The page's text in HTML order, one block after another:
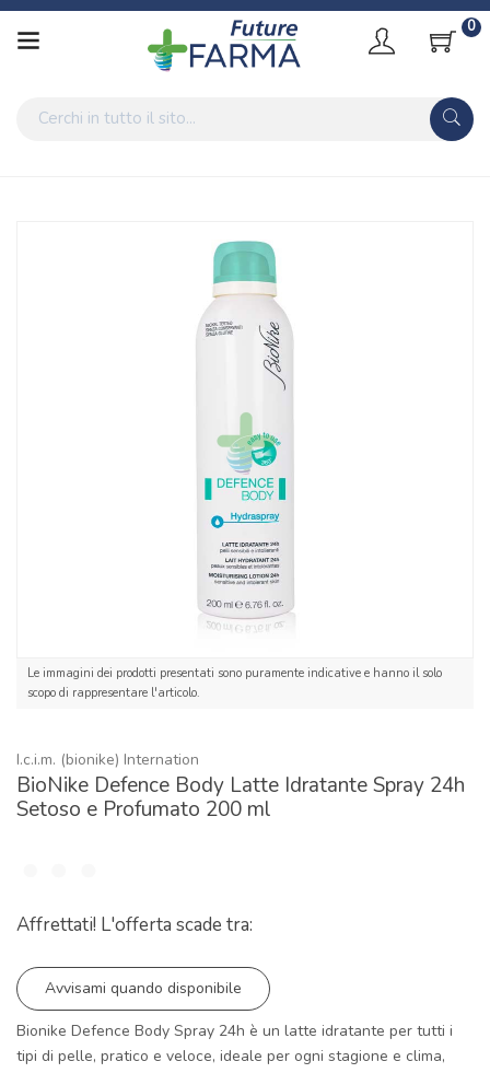
0
Profumato 200 ml
Le immagini dei prodotti presentati sono puramente indicative e hanno il solo
scopo di rappresentare l'articolo.
I.c.i.m. (bionike) Internation
BioNike Defence Body Latte Idratante Spray 24h
Setoso e Profumato 200 ml
Affrettati! L'offerta scade tra:
Avvisami quando disponibile
Bionike Defence Body Spray 24h è un latte idratante per tutti i
tipi di pelle, pratico e veloce, ideale per ogni stagione e clima,